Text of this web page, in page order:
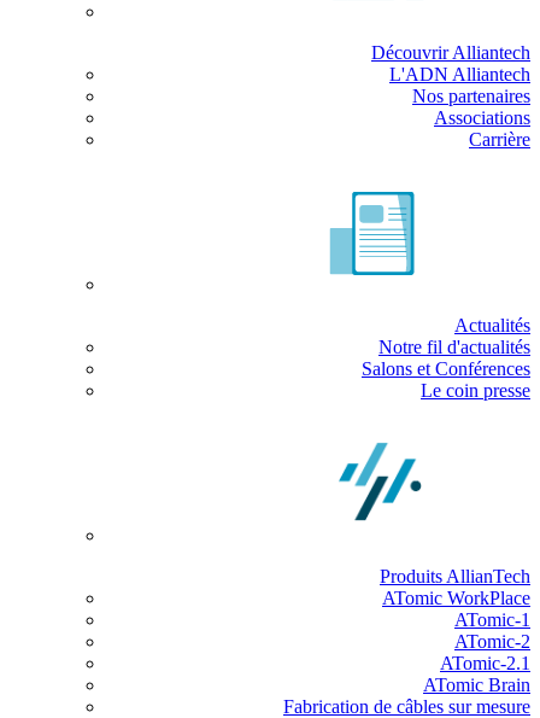
Découvrir Alliantech
L'ADN Alliantech
Nos partenaires
Associations
Carrière
Actualités
Notre fil d'actualités
Salons et Conférences
Le coin presse
Produits AllianTech
ATomic WorkPlace
ATomic-1
ATomic-2
ATomic-2.1
ATomic Brain
Fabrication de câbles sur mesure